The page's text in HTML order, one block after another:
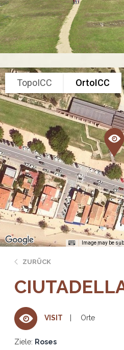
TopoICC OrtoICC
Image may be
ZURÜCK
VISIT Orte
Ziele: Roses